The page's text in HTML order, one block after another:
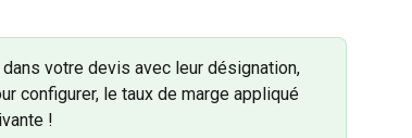
votre devis avec leur désignation,
configurer, le taux de marge appliqué
!